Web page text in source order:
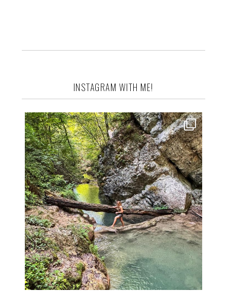
INSTAGRAM WITH ME!